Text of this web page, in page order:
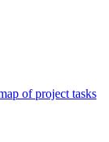
of project tasks